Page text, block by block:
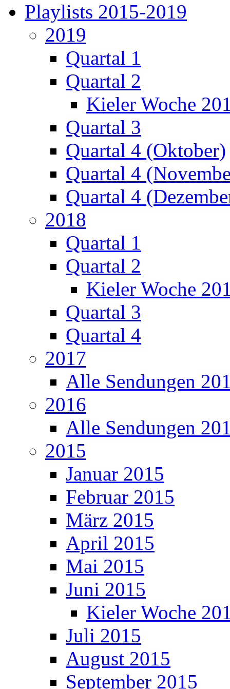
Playlists 2015-2019
2019
Quartal 1
Quartal 2
Kieler Woche
Quartal 3
Quartal 4 (Oktober)
Quartal 4
Quartal 4
2018
Quartal 1
Quartal 2
Kieler Woche
Quartal 3
Quartal 4
2017
Alle Sendungen
2016
Alle Sendungen
2015
Januar 2015
Februar 2015
März 2015
April 2015
Mai 2015
Juni 2015
Kieler Woche
Juli 2015
August 2015
September 2015